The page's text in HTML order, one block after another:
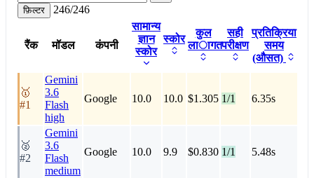
फ़िल्टर 246/246
रैंक मॉडल कंपनी
सामान्य
ज्ञान
स्कोर
स्कोर
कुल
लागत
सही
परीक्षण
प्रतिक्रिया
समय
(औसत)
🥇
#1
Gemini
3.6
Flash
high
Google 10.0 10.0 $1.305 1/1 6.35s
🥈
#2
Gemini
3.6
Flash
medium
Google 10.0 9.9 $0.830 1/1 5.48s